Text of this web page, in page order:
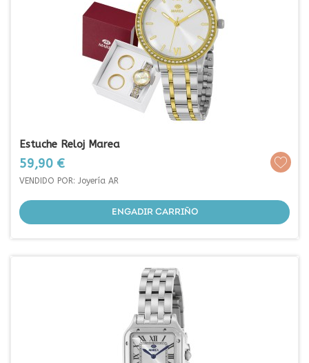
Estuche Reloj Marea
Prezo
59,90 €
VENDIDO POR: Joyería AR
ENGADIR CARRIÑO